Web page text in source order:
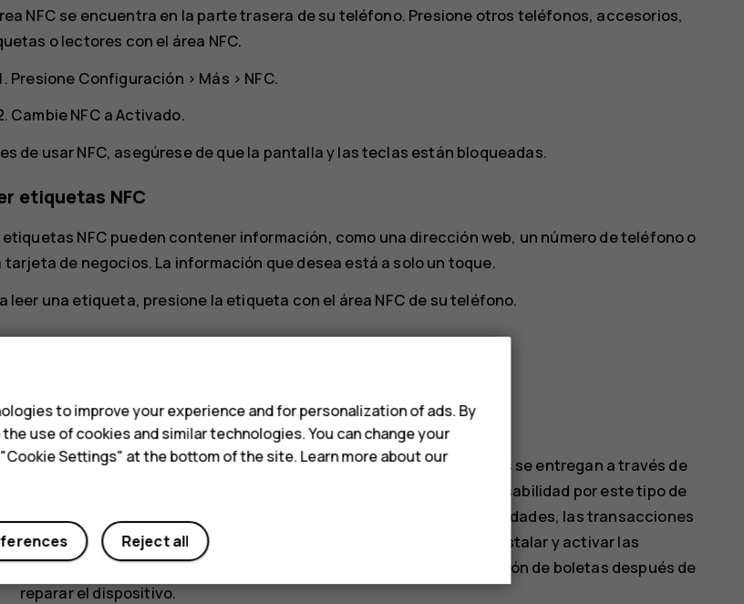
NFC se encuentra en la parte trasera de su teléfono. Presione otros teléfonos, accesorios,
o lectores con el área NFC.
Presione Configuración > Más > NFC.
CambieNFC aActivado.
de usar NFC, asegúrese de que la pantalla y las teclas están bloqueadas.
etiquetas NFC
etiquetas NFC pueden contener información, como una dirección web, un número de teléfono o
tarjeta de negocios. La información que desea está a solo un toque.
leer una etiqueta, presione la etiqueta con el área NFC de su teléfono.
pagos NFC
activar los pagos, presioneConfiguración>Presionar y pagar.
Nota: Las aplicaciones y los servicios de pagos y emisión de boletas se entregan a través de
terceros. HMD Global no ofrece garantías ni asume ninguna responsabilidad por este tipo de
aplicaciones o servicios, incluidos el soporte técnico, las funcionalidades, las transacciones
o la pérdida de cualquier valor monetario. Puede que tenga que reinstalar y activar las
tarjetas que agregó, así como también la aplicación de pago o emisión de boletas después de
reparar el dispositivo.
to improve your experience and for personalization of ads. By
use of cookies and similar technologies. You can change your
Settings" at the bottom of the site. Learn more about our
Reject all